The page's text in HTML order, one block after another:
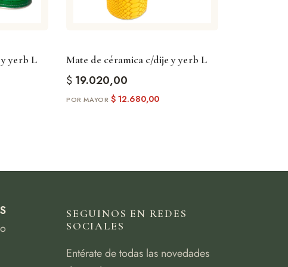
yerb L Mate de céramica c/dije y yerb L
$ 19.020,00
$ 12.680,00
SEGUINOS EN REDES
SOCIALES
Entérate de todas las novedades